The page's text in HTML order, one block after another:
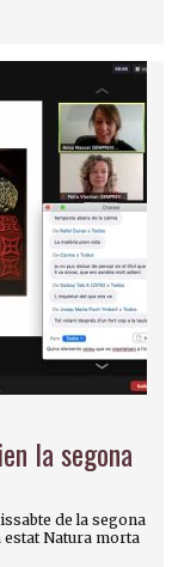
la segona
de la segona
estat Natura morta